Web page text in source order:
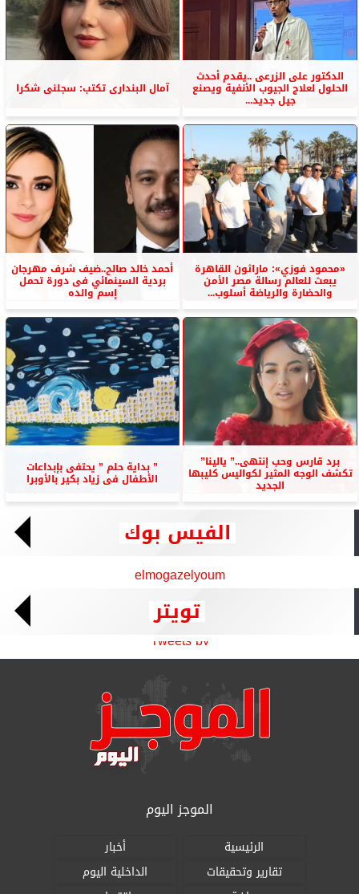
الدكتور على الزرعى ..يقدم أحدث
الحلول لعلاج الجيوب الأنفية ويصنع
جيل جديد...
آمال البندارى تكتب: سجلنى شكرا
«محمود فوزي»: ماراثون القاهرة
يبعث للعالم رسالة مصر الأمن
والحضارة والرياضة أسلوب...
أحمد خالد صالح..ضيف شرف مهرجان
بردية السينمائي فى دورة تحمل
إسم والده
برد قارس وحب إنتهى..” يالينا”
تكشف الوجه المثير لكواليس كليبها
الجديد
” بداية حلم ” يحتفى بإبداعات
الأطفال فى زياد بكير بالأوبرا
الفيس بوك
elmogazelyoum
تويتر
Tweets by
الموجز اليوم
الرئيسية
أخبار
تقارير وتحقيقات
الداخلية اليوم